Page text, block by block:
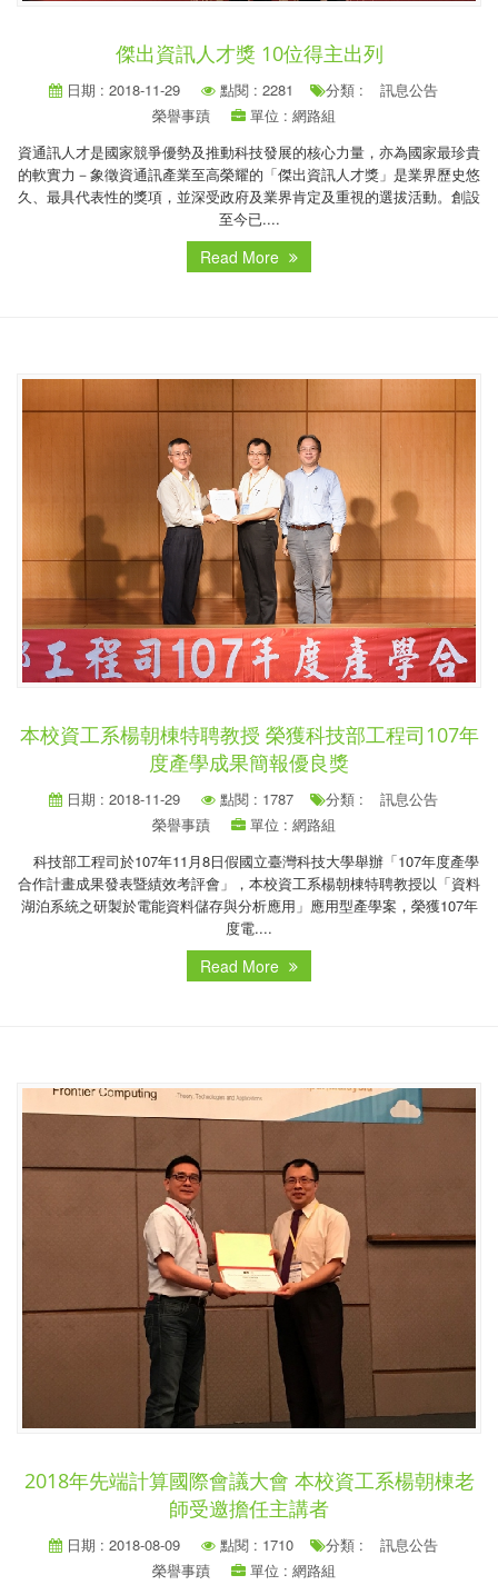
傑出資訊人才獎 10位得主出列
日期 : 2018-11-29 點閱 : 2281 分類 :
訊息公告
榮譽事蹟
單位 : 網路組
資通訊人才是國家競爭優勢及推動科技發展的核心力量，亦為國家最珍貴
的軟實力－象徵資通訊產業至高榮耀的「傑出資訊人才獎」是業界歷史悠
久、最具代表性的獎項，並深受政府及業界肯定及重視的選拔活動。創設
至今已....
Read More
本校資工系楊朝棟特聘教授 榮獲科技部工程司107年
度產學成果簡報優良獎
日期 : 2018-11-29 點閱 : 1787 分類 :
訊息公告
榮譽事蹟
單位 : 網路組
科技部工程司於107年11月8日假國立臺灣科技大學舉辦「107年度產學
合作計畫成果發表暨績效考評會」，本校資工系楊朝棟特聘教授以「資料
湖泊系統之研製於電能資料儲存與分析應用」應用型產學案，榮獲107年
度電....
Read More
2018年先端計算國際會議大會 本校資工系楊朝棟老
師受邀擔任主講者
日期 : 2018-08-09 點閱 : 1710 分類 :
訊息公告
榮譽事蹟
單位 : 網路組